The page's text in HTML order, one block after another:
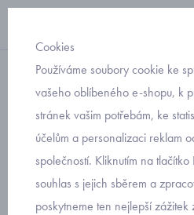
tepláková souprava
tepláková
s dinosaury
69
Cookies
Používáme soubory cookie ke
vašeho oblíbeného e-shopu, k
stránek vašim potřebám, ke
účelům a personalizaci reklam
společností. Kliknutím na tlačítko
souhlas s jejich sběrem a
poskytneme ten nejlepší zážitek